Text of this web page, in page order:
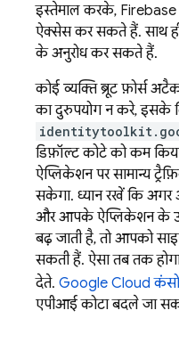
इस्तेमाल करके, Firebase
ऐक्सेस कर सकते हैं. साथ
के अनुरोध कर सकते हैं.
कोई व्यक्ति ब्रूट फ़ोर्स
का दुरुपयोग न करे, इसके
डिफ़ॉल्ट कोटे को कम
ऐप्लिकेशन पर सामान्य
सकेगा. ध्यान रखें कि
और आपके ऐप्लिकेशन के
बढ़ जाती है, तो आपको
सकती हैं. ऐसा तब तक
देते. Google Cloud
एपीआई कोटा बदले जा